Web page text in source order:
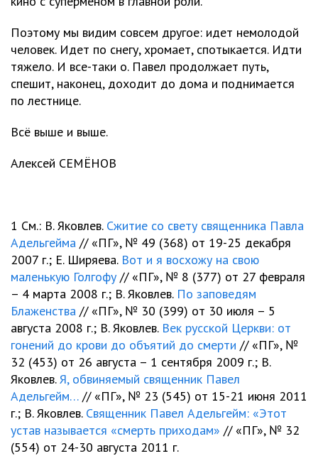
Поэтому мы видим совсем другое: идет немолодой
человек. Идет по снегу, хромает, спотыкается. Идти
тяжело. И все-таки о. Павел продолжает путь,
спешит, наконец, доходит до дома и поднимается
по лестнице.
Всё выше и выше.
Алексей СЕМЁНОВ
1 См.: В. Яковлев. Сжитие со свету священника Павла
Адельгейма // «ПГ», № 49 (368) от 19-25 декабря
2007 г.; Е. Ширяева. Вот и я восхожу на свою
маленькую Голгофу // «ПГ», № 8 (377) от 27 февраля
– 4 марта 2008 г.; В. Яковлев. По заповедям
Блаженства // «ПГ», № 30 (399) от 30 июля – 5
августа 2008 г.; В. Яковлев. Век русской Церкви: от
гонений до крови до объятий до смерти // «ПГ», №
32 (453) от 26 августа – 1 сентября 2009 г.; В.
Яковлев.Я, обвиняемый священник Павел
Адельгейм… // «ПГ», № 23 (545) от 15-21 июня 2011
г.; В. Яковлев. Священник Павел Адельгейм: «Этот
устав называется «смерть приходам» // «ПГ», № 32
(554) от 24-30 августа 2011 г.